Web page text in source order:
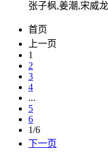
张子枫,姜潮,宋威
首页
上一页
1
2
3
4
...
5
6
1/6
下一页